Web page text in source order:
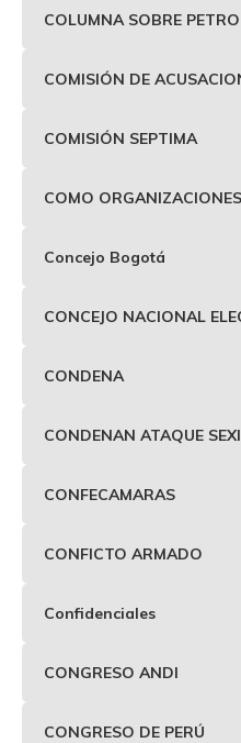
COLUMNA SOBRE PETRO
COMISIÓN DE
COMISIÓN SEPTIMA
COMO
Concejo Bogotá
CONCEJO NACIONAL
CONDENA
CONDENAN ATAQUE
CONFECAMARAS
CONFICTO ARMADO
Confidenciales
CONGRESO ANDI
CONGRESO DE PERÚ